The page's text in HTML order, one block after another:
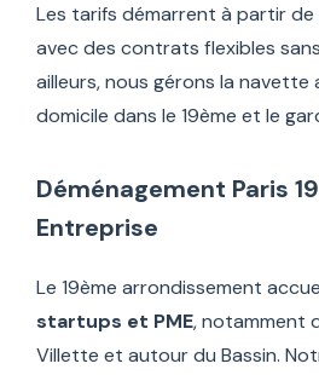
Les tarifs démarrent à partir
avec des contrats flexibles
ailleurs, nous gérons la
domicile dans le 19ème et le
Déménagement Paris
Entreprise
Le 19ème arrondissement
startups et PME, notamment
Villette et autour du Bassin.